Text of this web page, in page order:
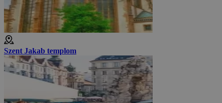
Szent Jakab templom